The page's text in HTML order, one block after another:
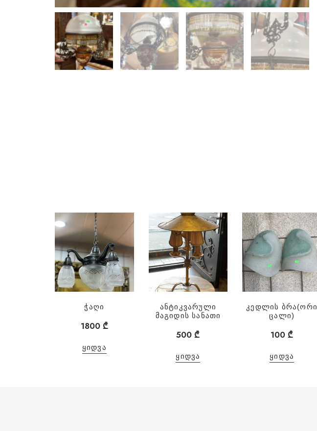
ჭაღი
1800 ₾
ᲧᲘᲓᲕᲐ
ანტიკვარული
მაგიდის სანათი
500 ₾
ᲧᲘᲓᲕᲐ
კედლის ბრა(ორი
ცალი)
100 ₾
ᲧᲘᲓᲕᲐ